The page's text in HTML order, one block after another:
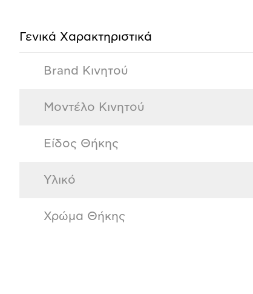
Γενικά Xαρακτηριστικά
Brand Κινητού
Μοντέλο Κινητού
Είδος Θήκης
Υλικό
Χρώμα Θήκης